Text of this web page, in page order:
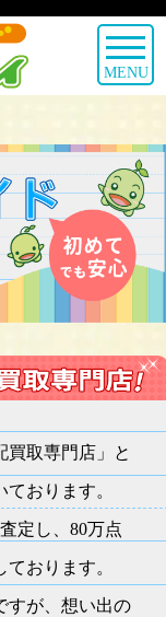
MENU
買取専門店」と
おります。
定し、80万点
おります。
すが、想い出の